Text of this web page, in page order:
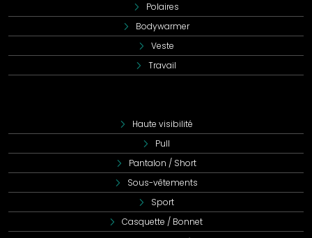
Polaires
Bodywarmer
Veste
Travail
Haute visibilité
Pull
Pantalon / Short
Sous-vêtements
Sport
Casquette / Bonnet